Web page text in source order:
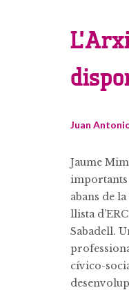
Juan
Jaume
importants
abans de
llista
Sabadell.
cívico-